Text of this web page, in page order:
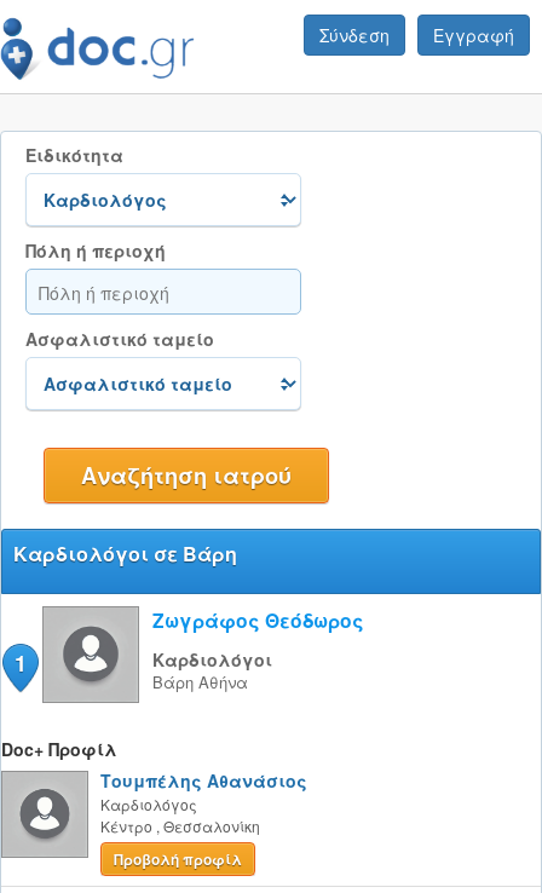
Σύνδεση Εγγραφή
Ειδικότητα
Πόλη ή περιοχή
Ασφαλιστικό ταμείο
Καρδιολόγοι σε Βάρη
1
Ζωγράφος Θεόδωρος
Καρδιολόγοι
Βάρη Αθήνα
Doc+ Προφίλ
Τουμπέλης Αθανάσιος
Καρδιολόγος
Κέντρο , Θεσσαλονίκη
Προβολή προφίλ